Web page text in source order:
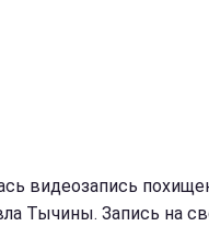
видеозапись
Тычины. Запись на